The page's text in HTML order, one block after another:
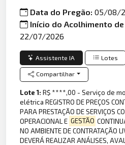
Data do Pregão:05/08/
Início do Acolhimento
22/07/2026
Assistente IA Lotes
Compartilhar
Lote 1:R$ ****,00 - Serviço de
elétrica REGISTRO DE PREÇOS
PARA PRESTAÇÃO DE SERVIÇOS
OPERACIONAL E GESTÃO
NO AMBIENTE DE CONTRATAÇÃO
DEVERÁ REALIZAR ANÁLISES,